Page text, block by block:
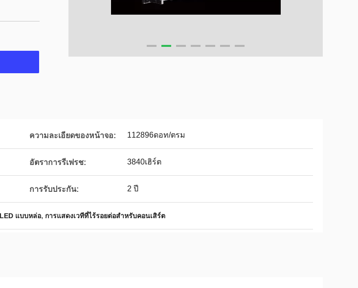
ความละเอียดของหน้าจอ: 112896ดอท/ตรม
อัตราการรีเฟรช: 3840เฮิร์ต
การรับประกัน: 2 ปี
แบบหล่อ, การแสดงเวทีที่ไร้รอยต่อสำหรับคอนเสิร์ต